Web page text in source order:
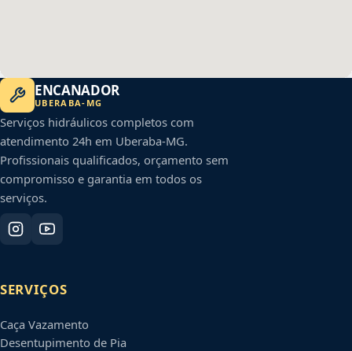
ENCANADOR
UBERABA- MG
Serviços hidráulicos completos com
atendimento 24h em Uberaba-MG.
Profissionais qualificados, orçamento sem
compromisso e garantia em todos os
serviços.
SERVIÇOS
Caça Vazamento
Desentupimento de Pia